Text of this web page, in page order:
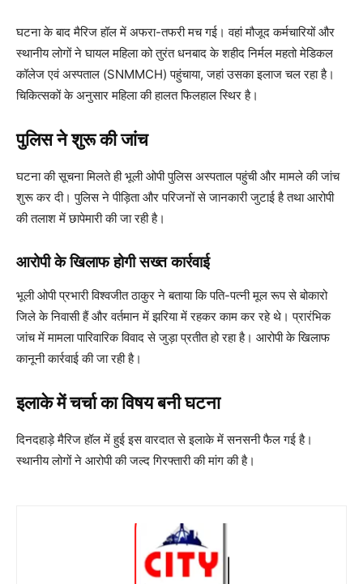
घटना के बाद मैरिज हॉल में अफरा-तफरी मच गई। वहां मौजूद कर्मचारियों और
स्थानीय लोगों ने घायल महिला को तुरंत धनबाद के शहीद निर्मल महतो मेडिकल
कॉलेज एवं अस्पताल (SNMMCH) पहुंचाया, जहां उसका इलाज चल रहा है।
चिकित्सकों के अनुसार महिला की हालत फिलहाल स्थिर है।
पुलिस ने शुरू की जांच
घटना की सूचना मिलते ही भूली ओपी पुलिस अस्पताल पहुंची और मामले की जांच
शुरू कर दी। पुलिस ने पीड़िता और परिजनों से जानकारी जुटाई है तथा आरोपी
की तलाश में छापेमारी की जा रही है।
आरोपी के खिलाफ होगी सख्त कार्रवाई
भूली ओपी प्रभारी विश्वजीत ठाकुर ने बताया कि पति-पत्नी मूल रूप से बोकारो
जिले के निवासी हैं और वर्तमान में झरिया में रहकर काम कर रहे थे। प्रारंभिक
जांच में मामला पारिवारिक विवाद से जुड़ा प्रतीत हो रहा है। आरोपी के खिलाफ
कानूनी कार्रवाई की जा रही है।
इलाके में चर्चा का विषय बनी घटना
दिनदहाड़े मैरिज हॉल में हुई इस वारदात से इलाके में सनसनी फैल गई है।
स्थानीय लोगों ने आरोपी की जल्द गिरफ्तारी की मांग की है।